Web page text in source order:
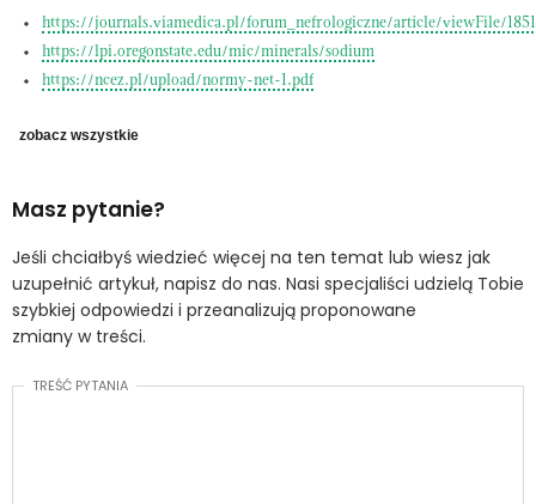
https://journals.viamedica.pl/forum_nefrologiczne/article/viewFile/
https://lpi.oregonstate.edu/mic/minerals/sodium
https://ncez.pl/upload/normy-net-1.pdf
zobacz wszystkie
Masz pytanie?
Jeśli chciałbyś wiedzieć więcej na ten temat lub wiesz jak
uzupełnić artykuł, napisz do nas. Nasi specjaliści udzielą Tobie
szybkiej odpowiedzi i przeanalizują proponowane
zmiany w treści.
TREŚĆ PYTANIA